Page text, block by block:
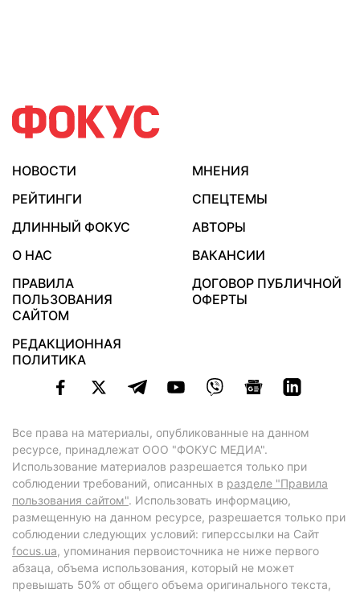
НОВОСТИ
МНЕНИЯ
РЕЙТИНГИ
СПЕЦТЕМЫ
ДЛИННЫЙ ФОКУС
АВТОРЫ
О НАС
ВАКАНСИИ
ПРАВИЛА
ПОЛЬЗОВАНИЯ
САЙТОМ
ДОГОВОР ПУБЛИЧНОЙ
ОФЕРТЫ
РЕДАКЦИОННАЯ
ПОЛИТИКА
Все права на материалы, опубликованные на данном
ресурсе, принадлежат ООО "ФОКУС МЕДИА".
Использование материалов разрешается только при
соблюдении требований, описанных в разделе "Правила
пользования сайтом". Использовать информацию,
размещенную на данном ресурсе, разрешается только при
соблюдении следующих условий: гиперссылки на Сайт
focus.ua, упоминания первоисточника не ниже первого
абзаца, объема использования, который не может
превышать 50% от общего объема оригинального текста,